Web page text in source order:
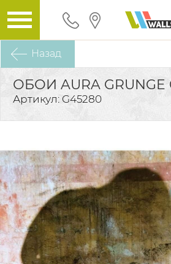
Назад
ОБОИ AURA GRUNGE
Артикул: G45280